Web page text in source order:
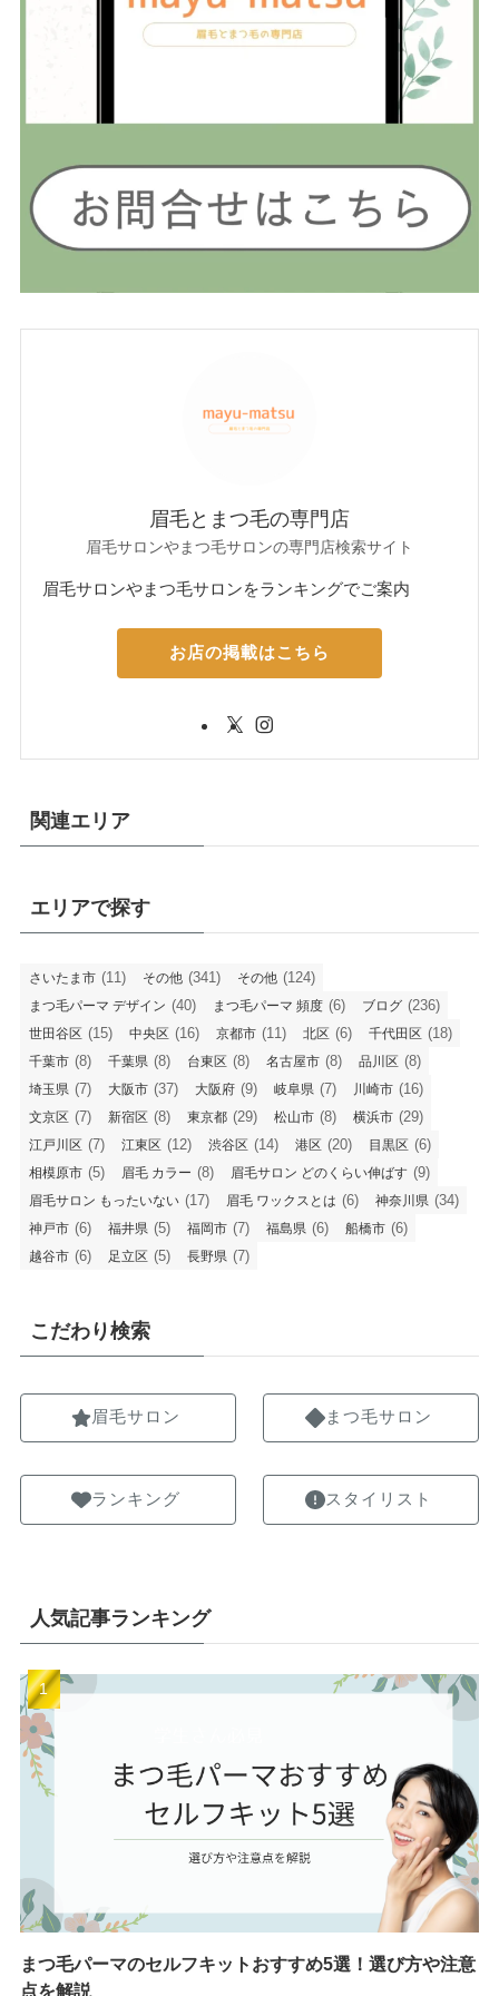
眉毛とまつ毛の専門店
眉毛サロンやまつ毛サロンの専門店検索サイト
眉毛サロンやまつ毛サロンをランキングでご案内
お店の掲載はこちら
関連エリア
エリアで探す
さいたま市 (11) その他 (341) その他 (124)
まつ毛パーマ デザイン (40) まつ毛パーマ 頻度 (6) ブログ (236)
世田谷区 (15) 中央区 (16) 京都市 (11) 北区 (6) 千代田区 (18)
千葉市 (8) 千葉県 (8) 台東区 (8) 名古屋市 (8) 品川区 (8)
埼玉県 (7) 大阪市 (37) 大阪府 (9) 岐阜県 (7) 川崎市 (16)
文京区 (7) 新宿区 (8) 東京都 (29) 松山市 (8) 横浜市 (29)
江戸川区 (7) 江東区 (12) 渋谷区 (14) 港区 (20) 目黒区 (6)
相模原市 (5) 眉毛 カラー (8) 眉毛サロン どのくらい伸ばす (9)
眉毛サロン もったいない (17) 眉毛 ワックスとは (6) 神奈川県 (34)
神戸市 (6) 福井県 (5) 福岡市 (7) 福島県 (6) 船橋市 (6)
越谷市 (6) 足立区 (5) 長野県 (7)
こだわり検索
眉毛サロン
ランキング
まつ毛サロン
スタイリスト
人気記事ランキング
まつ毛パーマのセルフキットおすすめ5選！選び方や注意
点を解説